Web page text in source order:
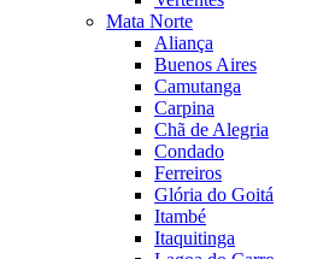
Mata Norte
Aliança
Buenos Aires
Camutanga
Carpina
Chã de Alegria
Condado
Ferreiros
Glória do Goitá
Itambé
Itaquitinga